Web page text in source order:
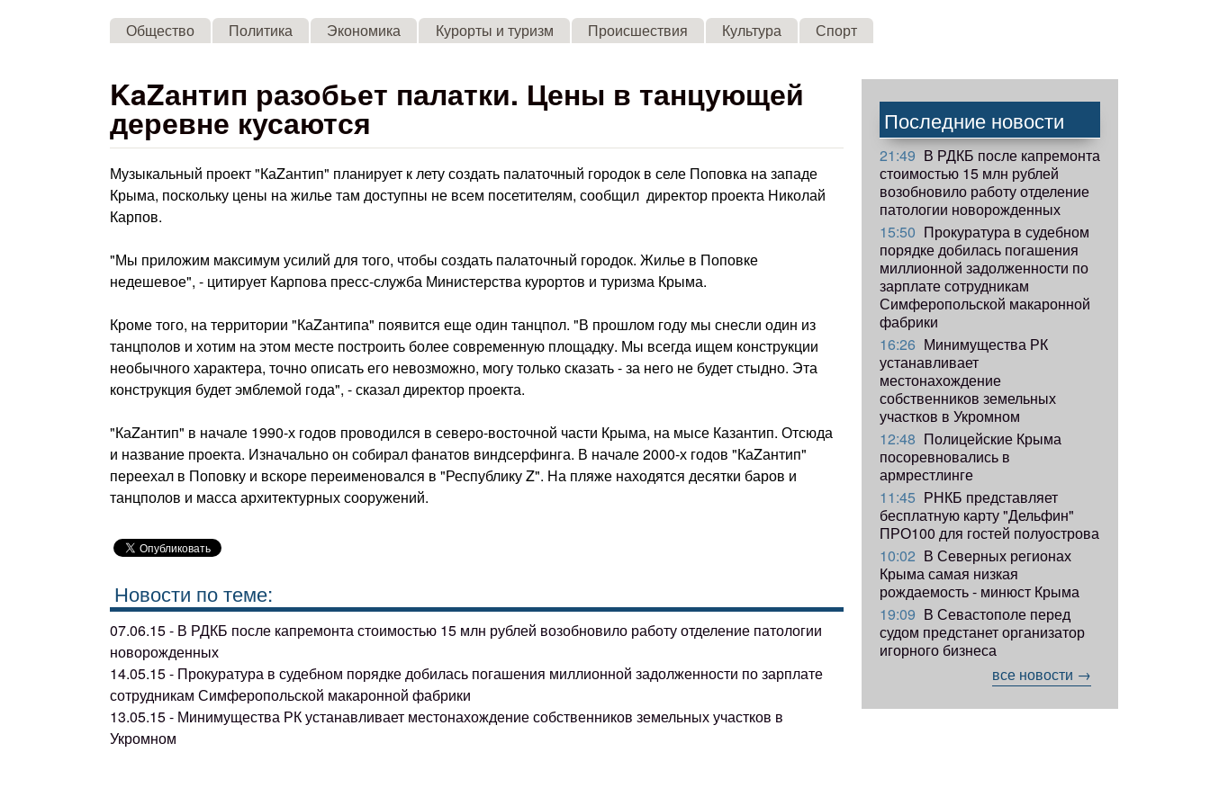
Skip to main content
Общество Политика Экономика Курорты и туризм Происшествия Культура Спорт
KaZантип разобьет палатки. Цены в танцующей
деревне кусаются
Музыкальный проект "КаZантип" планирует к лету создать палаточный городок в селе Поповка на западе
Крыма, поскольку цены на жилье там доступны не всем посетителям, сообщил директор проекта Николай
Карпов.
"Мы приложим максимум усилий для того, чтобы создать палаточный городок. Жилье в Поповке
недешевое", - цитирует Карпова пресс-служба Министерства курортов и туризма Крыма.
Кроме того, на территории "КаZантипа" появится еще один танцпол. "В прошлом году мы снесли один из
танцполов и хотим на этом месте построить более современную площадку. Мы всегда ищем конструкции
необычного характера, точно описать его невозможно, могу только сказать - за него не будет стыдно. Эта
конструкция будет эмблемой года", - сказал директор проекта.
"КаZантип" в начале 1990-х годов проводился в северо-восточной части Крыма, на мысе Казантип. Отсюда
и название проекта. Изначально он собирал фанатов виндсерфинга. В начале 2000-х годов "КаZантип"
переехал в Поповку и вскоре переименовался в "Республику Z". На пляже находятся десятки баров и
танцполов и масса архитектурных сооружений.
Новости по теме:
07.06.15 - В РДКБ после капремонта стоимостью 15 млн рублей возобновило работу отделение патологии
новорожденных
14.05.15 - Прокуратура в судебном порядке добилась погашения миллионной задолженности по зарплате
сотрудникам Симферопольской макаронной фабрики
13.05.15 - Минимущества РК устанавливает местонахождение собственников земельных участков в
Укромном
Последние новости
21:49 В РДКБ после капремонта
стоимостью 15 млн рублей
возобновило работу отделение
патологии новорожденных
15:50 Прокуратура в судебном
порядке добилась погашения
миллионной задолженности по
зарплате сотрудникам
Симферопольской макаронной
фабрики
16:26 Минимущества РК
устанавливает
местонахождение
собственников земельных
участков в Укромном
12:48 Полицейские Крыма
посоревновались в
армрестлинге
11:45 РНКБ представляет
бесплатную карту "Дельфин"
ПРО100 для гостей полуострова
10:02 В Северных регионах
Крыма самая низкая
рождаемость - минюст Крыма
19:09 В Севастополе перед
судом предстанет организатор
игорного бизнеса
все новости →